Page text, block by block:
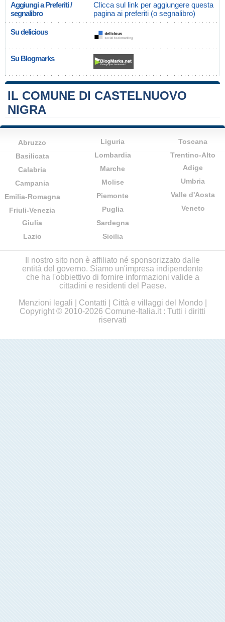
Aggiungi a Preferiti /
segnalibro
Clicca sul link per aggiungere questa
pagina ai preferiti (o segnalibro)
Su delicious
Su Blogmarks
IL COMUNE DI CASTELNUOVO
NIGRA
Abruzzo
Basilicata
Calabria
Campania
Emilia-Romagna
Friuli-Venezia
Giulia
Lazio
Liguria
Lombardia
Marche
Molise
Piemonte
Puglia
Sardegna
Sicilia
Toscana
Trentino-Alto
Adige
Umbria
Valle d'Aosta
Veneto
Il nostro sito non è affiliato né sponsorizzato dalle
entità del governo. Siamo un'impresa indipendente
che ha l'obbiettivo di fornire informazioni valide a
cittadini e residenti del Paese.
Menzioni legali
Contatti Città e villaggi del Mondo
Copyright © 2010-2026 Comune-Italia.it : Tutti i diritti
riservati